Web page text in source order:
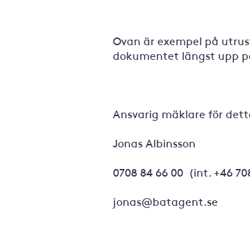
Ovan är exempel på
dokumentet längst upp
Ansvarig mäklare för
Jonas Albinsson
0708 84 66 00 (int. +46
jonas@batagent.se